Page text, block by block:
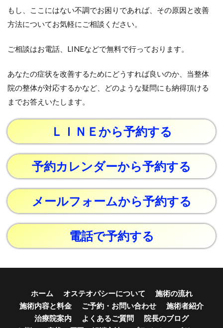
もし、ここにはない不調でお困りであれば、その原因と改善
方法についてお気軽にご相談ください。
ご相談はお電話、LINEなどで無料で行っております。
あなたの症状を改善するためにどうすれば良いのか、当整体
院の整体が対応するかなど、どのような疑問にも納得頂ける
までお答えいたします。
ＬＩＮＥから予約する
予約カレンダーから予約する
メールフォームから予約する
電話で予約する
ホーム オステオパシーについて
施術の流れ
施術内容と料金
ご予約・お問い合わせ
施術者紹介
治療院案内
よくあるご質問
院長のブログ